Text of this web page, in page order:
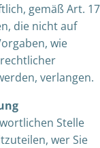
gemäß Art. 17
die nicht auf
wie
verlangen.
Stelle
wer Sie